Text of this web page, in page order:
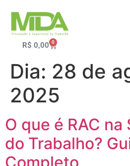
R$ 0,00 0
Dia: 28 de
2025
O que é RAC na
do Trabalho?